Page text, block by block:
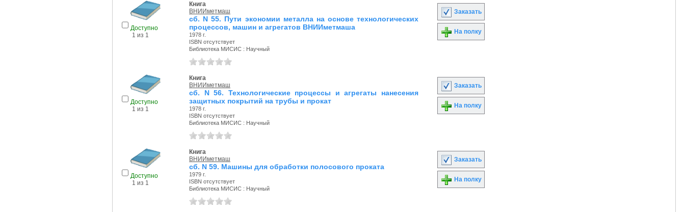
Доступно
1 из 1
Книга
ВНИИметмаш
сб. N 55. Пути экономии металла на основе технологических
процессов, машин и агрегатов ВНИИметмаша
1978 г.
ISBN отсутствует
Библиотека МИСИС : Научный
Заказать
На полку
Доступно
1 из 1
Книга
ВНИИметмаш
сб. N 56. Технологические процессы и агрегаты нанесения
защитных покрытий на трубы и прокат
1978 г.
ISBN отсутствует
Библиотека МИСИС : Научный
Заказать
На полку
Доступно
1 из 1
Книга
ВНИИметмаш
сб. N 59. Машины для обработки полосового проката
1979 г.
ISBN отсутствует
Библиотека МИСИС : Научный
Заказать
На полку